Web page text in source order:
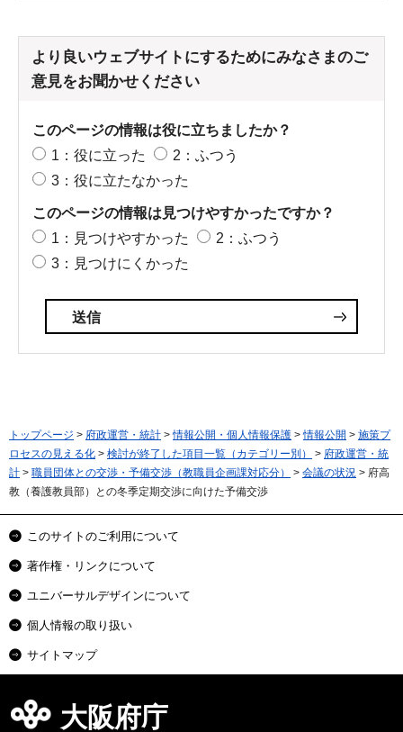
より良いウェブサイトにするためにみなさまのご
意見をお聞かせください
このページの情報は役に立ちましたか？
1：役に立った
2：ふつう
3：役に立たなかった
このページの情報は見つけやすかったですか？
1：見つけやすかった
2：ふつう
3：見つけにくかった
トップページ > 府政運営・統計 >情報公開・個人情報保護 >情報公開 > 施策プ
ロセスの見える化 > 検討が終了した項目一覧（カテゴリー別） > 府政運営・統
計 > 職員団体との交渉・予備交渉（教職員企画課対応分） > 会議の状況 > 府高
教（養護教員部）との冬季定期交渉に向けた予備交渉
このサイトのご利用について
著作権・リンクについて
ユニバーサルデザインについて
個人情報の取り扱い
サイトマップ
大阪府庁